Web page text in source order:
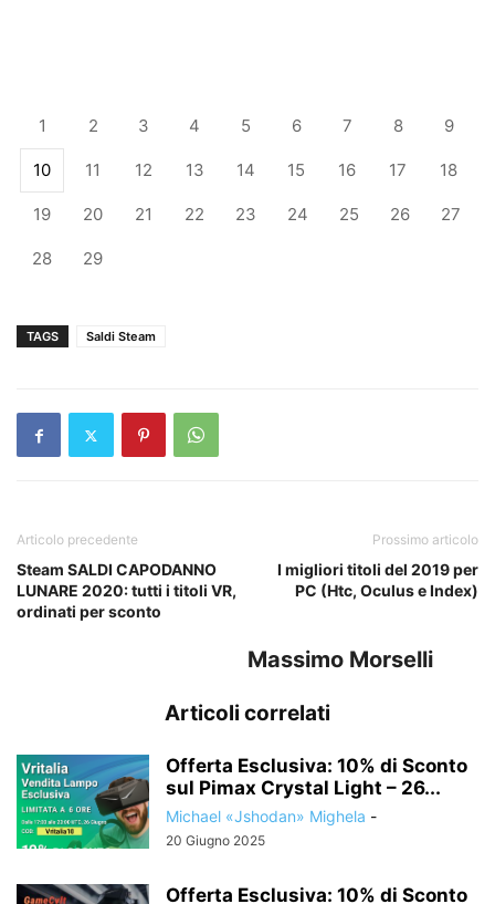
1 2 3 4 5 6 7 8 9
10 11 12 13 14 15 16 17 18
19 20 21 22 23 24 25 26 27
28 29
TAGS Saldi Steam
Articolo precedente
Steam SALDI CAPODANNO
LUNARE 2020: tutti i titoli VR,
ordinati per sconto
Prossimo articolo
I migliori titoli del 2019 per
PC (Htc, Oculus e Index)
Massimo Morselli
Articoli correlati
Offerta Esclusiva: 10% di Sconto
sul Pimax Crystal Light – 26...
Michael «Jshodan» Mighela -
20 Giugno 2025
Offerta Esclusiva: 10% di Sconto